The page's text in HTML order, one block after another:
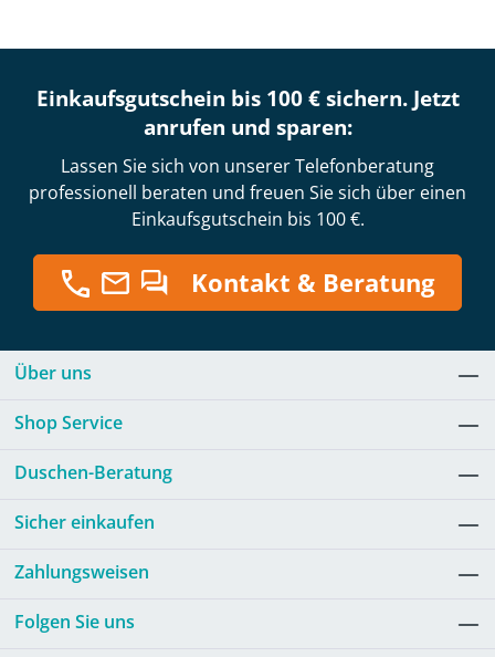
Einkaufsgutschein bis 100 € sichern. Jetzt
anrufen und sparen:
Lassen Sie sich von unserer Telefonberatung
professionell beraten und freuen Sie sich über einen
Einkaufsgutschein bis 100 €.
Kontakt & Beratung
Über uns
Shop Service
Duschen-Beratung
Sicher einkaufen
Zahlungsweisen
Folgen Sie uns